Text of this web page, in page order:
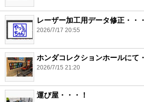
レーザー加工用データ修正・・
2026/7/17 20:55
ホンダコレクションホールにて
2026/7/15 21:20
運び屋・・・！